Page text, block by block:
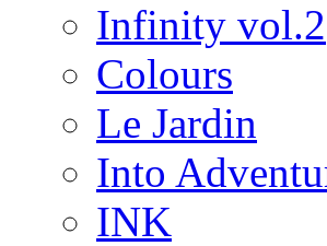
Infinity vol.2
Colours
Le Jardin
Into
INK